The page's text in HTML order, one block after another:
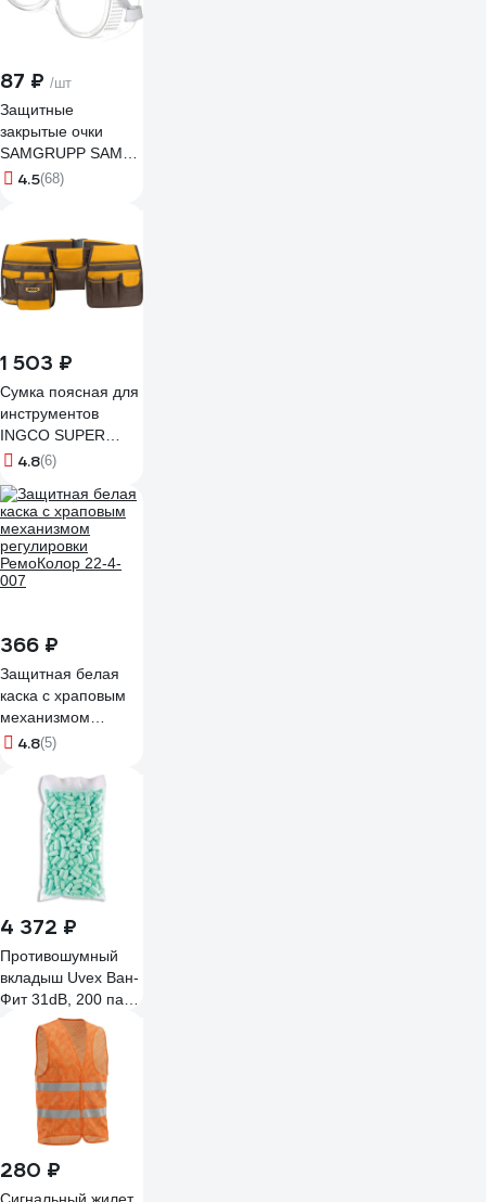
87 ₽ /шт
Защитные
закрытые очки
SAMGRUPP SAMC-
073000001
4.5(68)
1 503 ₽
Сумка поясная для
инструментов
INGCO SUPER
10+2 регулировка
HTBP020328
4.8(6)
366 ₽
Защитная белая
каска с храповым
механизмом
регулировки
4.8(5)
4 372 ₽
Противошумный
вкладыш Uvex Ван-
Фит 31dB, 200 пар
2112046
280 ₽